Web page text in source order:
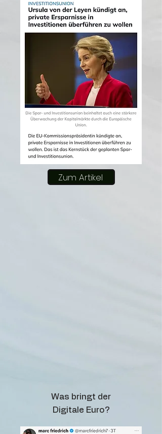
Zum Artikel
Was bringt der
Digitale Euro?